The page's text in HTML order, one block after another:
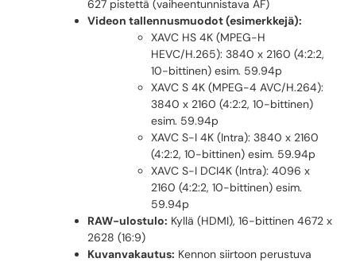
627 pistettä (vaiheentunnistava AF)
Videon tallennusmuodot (esimerkkejä):
XAVC HS 4K (MPEG-H
HEVC/H.265): 3840 x 2160 (4:2:2,
10-bittinen) esim. 59.94p
XAVC S 4K (MPEG-4 AVC/H.264):
3840 x 2160 (4:2:2, 10-bittinen)
esim. 59.94p
XAVC S-I 4K (Intra): 3840 x 2160
(4:2:2, 10-bittinen) esim. 59.94p
XAVC S-I DCI4K (Intra): 4096 x
2160 (4:2:2, 10-bittinen) esim.
59.94p
RAW-ulostulo: Kyllä (HDMI), 16-bittinen 4672 x
2628 (16:9)
Kuvanvakautus: Kennon siirtoon perustuva